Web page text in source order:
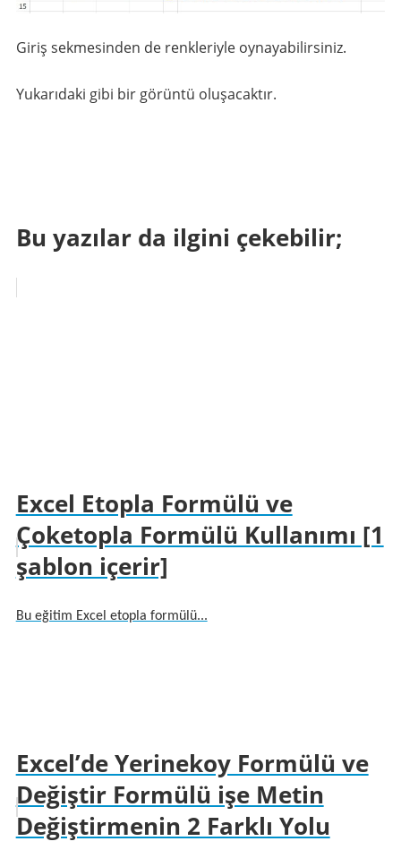
Giriş sekmesinden de renkleriyle oynayabilirsiniz.
Yukarıdaki gibi bir görüntü oluşacaktır.
Bu yazılar da ilgini çekebilir;
Excel Etopla Formülü ve
Çoketopla Formülü Kullanımı [1
şablon içerir]
Bu eğitim Excel etopla formülü...
Excel’de Yerinekoy Formülü ve
Değiştir Formülü işe Metin
Değiştirmenin 2 Farklı Yolu